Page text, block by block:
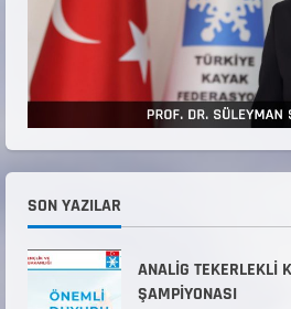
SON YAZILAR
5
KAYAKLI KOŞU VE
ANTRENÖRLÜK
12 Temmuz 2026
1
Millî Savunma
Kuvvetleri
ANALİG TEKERLEKLİ
ŞAMPİYONASI